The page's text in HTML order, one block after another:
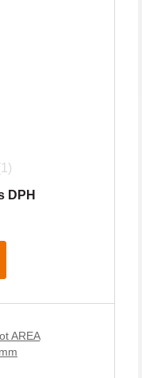
DPH
AREA